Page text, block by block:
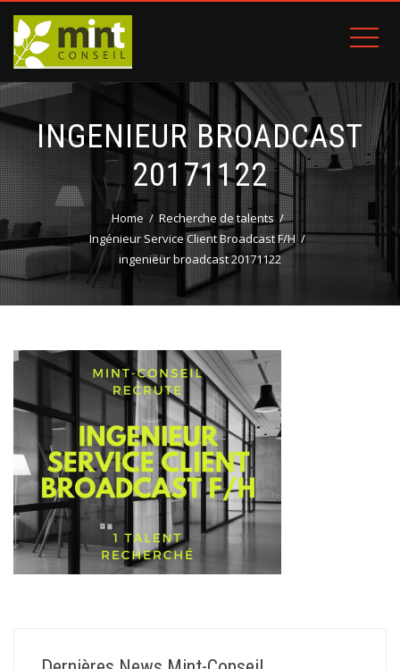
INGENIEUR BROADCAST
20171122
Home
Recherche de talents
Ingénieur Service Client Broadcast F/H
ingenieur broadcast 20171122